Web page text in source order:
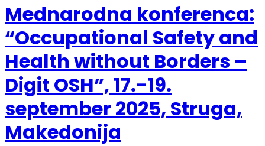
Mednarodna konferenca:
“Occupational Safety and
Health without Borders –
Digit OSH”, 17.-19.
september 2025, Struga,
Makedonija